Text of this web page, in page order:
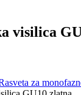
visilica
za